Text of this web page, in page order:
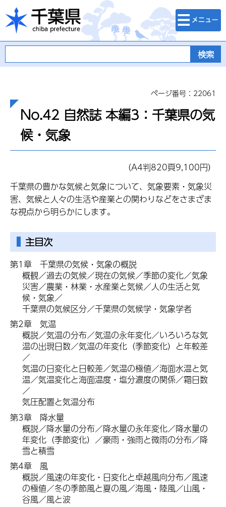
千葉県
検索・メニュ
ー
ページ番号：22061
No.42 自然誌 本編3：千葉県の気
候・気象
（A4判820頁9,100円）
千葉県の豊かな気候と気象について、気象要素・気象災
害、気候と人々の生活や産業との関わりなどをさまざま
な視点から明らかにします。
主目次
第1章 千葉県の気候・気象の概説
概観／過去の気候／現在の気候／季節の変化／気象
災害／農業・林業・水産業と気候／人の生活と気
候・気象／
千葉県の気候区分／千葉県の気候学・気象学者
第2章
気温
概説／気温の分布／気温の永年変化／いろいろな気
温の出現日数／気温の年変化（季節変化）と年較差
／
気温の日変化と日較差／気温の極値／海面水温と気
温／気温変化と海面温度・塩分濃度の関係／霜日数
／
気圧配置と気温分布
第3章
降水量
概説／降水量の分布／降水量の永年変化／降水量の
年変化（季節変化）／豪雨・強雨と微雨の分布／降
雪と積雪
第4章
風
概説／風速の年変化・日変化と卓越風向分布／風速
の極値／冬の季節風と夏の風／海風・陸風／山風・
谷風／風と波